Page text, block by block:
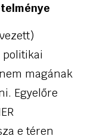
politikai
magának
Egyelőre
e téren